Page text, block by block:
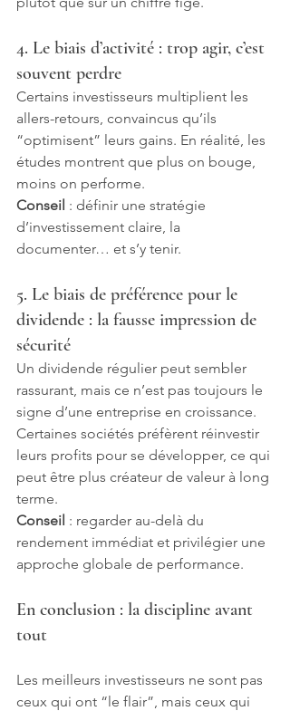
4. Le biais d’activité : trop agir, c’est
souvent perdre
Certains investisseurs multiplient les
allers-retours, convaincus qu’ils
“optimisent” leurs gains. En réalité, les
études montrent que plus on bouge,
moins on performe.
Conseil : définir une stratégie
d’investissement claire, la
documenter… et s’y tenir.
5. Le biais de préférence pour le
dividende : la fausse impression de
sécurité
Un dividende régulier peut sembler
rassurant, mais ce n’est pas toujours le
signe d’une entreprise en croissance.
Certaines sociétés préfèrent réinvestir
leurs profits pour se développer, ce qui
peut être plus créateur de valeur à long
terme.
Conseil : regarder au-delà du
rendement immédiat et privilégier une
approche globale de performance.
En conclusion : la discipline avant
tout
Les meilleurs investisseurs ne sont pas
ceux qui ont “le flair”, mais ceux qui